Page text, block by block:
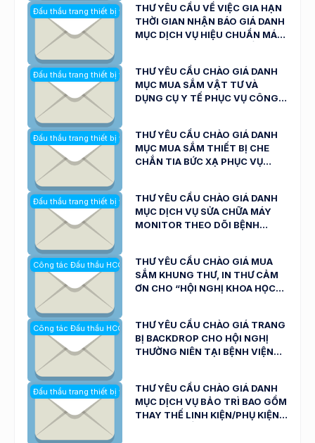
CHỮA BỆNH CỦA BỆNH VIỆN ĐA
KHOA NINH THUẬN NGÀY
24/7/2026
Đấu thầu trang thiết bị y tế
THƯ YÊU CẦU VỀ VIỆC GIA HẠN
THỜI GIAN NHẬN BÁO GIÁ DANH
MỤC DỊCH VỤ HIỆU CHUẨN MÁY
PHỤC VỤ CÔNG TÁC KHÁM,
CHỮA BỆNH CỦA BỆNH VIỆN ĐA
KHOA NINH THUẬN NGÀY
Đấu thầu trang thiết bị y tế
THƯ YÊU CẦU CHÀO GIÁ DANH
MỤC MUA SẮM VẬT TƯ VÀ
DỤNG CỤ Y TẾ PHỤC VỤ CÔNG
Đấu thầu trang thiết bị y tế
THƯ YÊU CẦU CHÀO GIÁ DANH
MỤC MUA SẮM THIẾT BỊ CHE
CHẮN TIA BỨC XẠ PHỤC VỤ
Đấu thầu trang thiết bị y tế
THƯ YÊU CẦU CHÀO GIÁ DANH
MỤC DỊCH VỤ SỬA CHỮA MÁY
MONITOR THEO DÕI BỆNH
BỆNH CỦA BỆNH VIỆN ĐA KHOA
NINH THUẬN NGÀY 20/7/2026
Công tác Đấu thầu HCQT
THƯ YÊU CẦU CHÀO GIÁ MUA
SẮM KHUNG THƯ, IN THƯ CẢM
ƠN CHO “HỘI NGHỊ KHOA HỌC
Công tác Đấu thầu HCQT
THƯ YÊU CẦU CHÀO GIÁ TRANG
BỊ BACKDROP CHO HỘI NGHỊ
THƯỜNG NIÊN TẠI BỆNH VIỆN
Đấu thầu trang thiết bị y tế
THƯ YÊU CẦU CHÀO GIÁ DANH
MỤC DỊCH VỤ BẢO TRÌ BAO GỒM
THAY THẾ LINH KIỆN/PHỤ KIỆN